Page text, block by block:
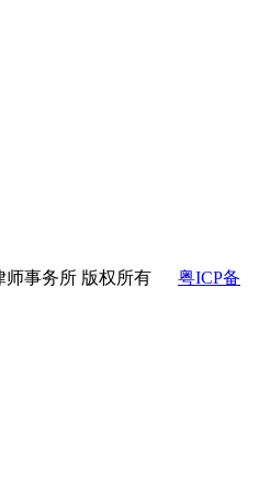
师事务所 版权所有 粤ICP备